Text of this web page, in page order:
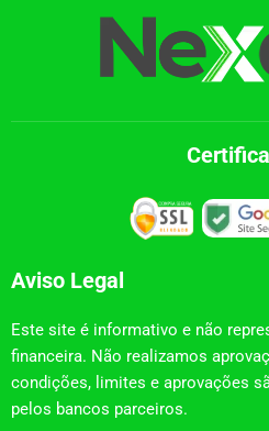
Aviso Legal
Este site é informativo e não
financeira. Não realizamos
condições, limites e aprovações
pelos bancos parceiros.